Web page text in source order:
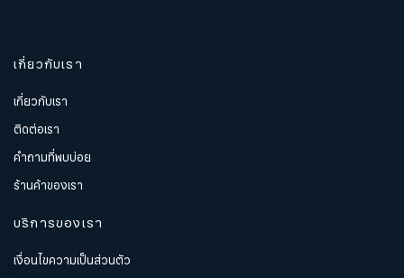
เกี่ยวกับเรา
เกี่ยวกับเรา
ติดต่อเรา
คำถามที่พบบ่อย
ร้านค้าของเรา
บริการของเรา
เงื่อนไขความเป็นส่วนตัว